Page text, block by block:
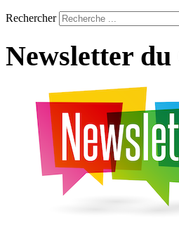
Rechercher
Newsletter du